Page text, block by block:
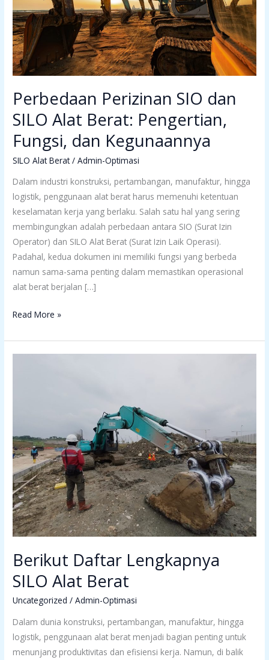
Perbedaan Perizinan SIO dan
SILO Alat Berat: Pengertian,
Fungsi, dan Kegunaannya
SILO Alat Berat/Admin-Optimasi
Dalam industri konstruksi, pertambangan, manufaktur, hingga
logistik, penggunaan alat berat harus memenuhi ketentuan
keselamatan kerja yang berlaku. Salah satu hal yang sering
membingungkan adalah perbedaan antara SIO (Surat Izin
Operator) dan SILO Alat Berat (Surat Izin Laik Operasi).
Padahal, kedua dokumen ini memiliki fungsi yang berbeda
namun sama-sama penting dalam memastikan operasional
alat berat berjalan […]
Berat:
Pengertian,
Fungsi,
dan
Kegunaannya
Read More »
Berikut Daftar Lengkapnya
SILO Alat Berat
Uncategorized /Admin-Optimasi
Dalam dunia konstruksi, pertambangan, manufaktur, hingga
logistik, penggunaan alat berat menjadi bagian penting untuk
menunjang produktivitas dan efisiensi kerja. Namun, di balik
Berat